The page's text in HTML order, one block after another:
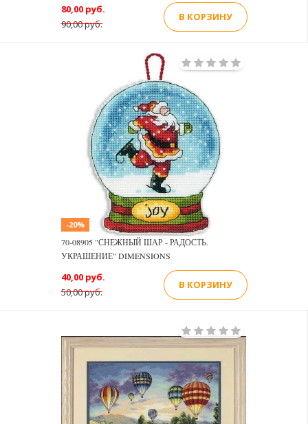
90,00 руб.
80,00 руб.
В КОРЗИНУ
-20%
70-08905 "СНЕЖНЫЙ ШАР - РАДОСТЬ.
УКРАШЕНИЕ" DIMENSIONS
50,00 руб.
40,00 руб.
В КОРЗИНУ